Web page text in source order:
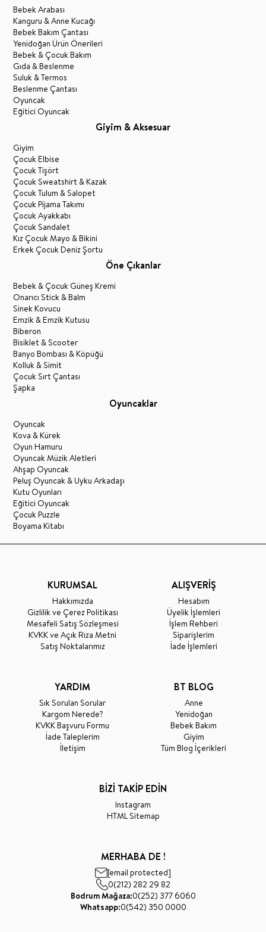
Bebek Arabası
Kanguru & Anne Kucağı
Bebek Bakım Çantası
Yenidoğan Ürün Önerileri
Bebek & Çocuk Bakım
Gıda & Beslenme
Suluk & Termos
Beslenme Çantası
Oyuncak
Eğitici Oyuncak
Giyim & Aksesuar
Giyim
Çocuk Elbise
Çocuk Tişört
Çocuk Sweatshirt & Kazak
Çocuk Tulum & Salopet
Çocuk Pijama Takımı
Çocuk Ayakkabı
Çocuk Sandalet
Kız Çocuk Mayo & Bikini
Erkek Çocuk Deniz Şortu
Öne Çıkanlar
Bebek & Çocuk Güneş Kremi
Onarıcı Stick & Balm
Sinek Kovucu
Emzik & Emzik Kutusu
Biberon
Bisiklet & Scooter
Banyo Bombası & Köpüğü
Kolluk & Simit
Çocuk Sırt Çantası
Şapka
Oyuncaklar
Oyuncak
Kova & Kürek
Oyun Hamuru
Oyuncak Müzik Aletleri
Ahşap Oyuncak
Peluş Oyuncak & Uyku Arkadaşı
Kutu Oyunları
Eğitici Oyuncak
Çocuk Puzzle
Boyama Kitabı
KURUMSAL
Hakkımızda
Gizlilik ve Çerez Politikası
Mesafeli Satış Sözleşmesi
KVKK ve Açık Rıza Metni
Satış Noktalarımız
ALIŞVERİŞ
Hesabım
Üyelik İşlemleri
İşlem Rehberi
Siparişlerim
İade İşlemleri
YARDIM
Sık Sorulan Sorular
Kargom Nerede?
KVKK Başvuru Formu
İade Taleplerim
İletişim
BT BLOG
Anne
Yenidoğan
Bebek Bakım
Giyim
Tüm Blog İçerikleri
BİZİ TAKİP EDİN
Instagram
HTML Sitemap
MERHABA DE !
[email protected]
0(212) 282 29 82
Bodrum Mağaza:0(252) 377 6060
Whatsapp:0(542) 350 0000